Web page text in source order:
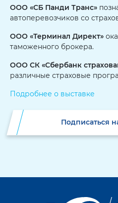
ООО «СБ Панди Транс»
автоперевозчиков со
ООО «Терминал Директ»
таможенного брокера.
ООО СК «Сбербанк
различные страховые
Подробнее о выставке
Подписаться